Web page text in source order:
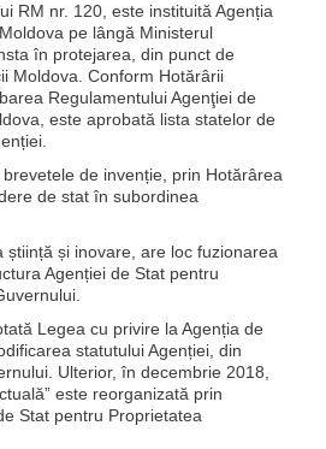
RM nr. 120, este instituită Agenția
pe lângă Ministerul
în protejarea, din punct de
Moldova. Conform Hotărârii
Regulamentului Agenţiei de
este aprobată lista statelor de
de invenție, prin Hotărârea
de stat în subordinea
și inovare, are loc fuzionarea
Agenției de Stat pentru
Legea cu privire la Agenția de
statutului Agenției, din
Ulterior, în decembrie 2018,
este reorganizată prin
Stat pentru Proprietatea